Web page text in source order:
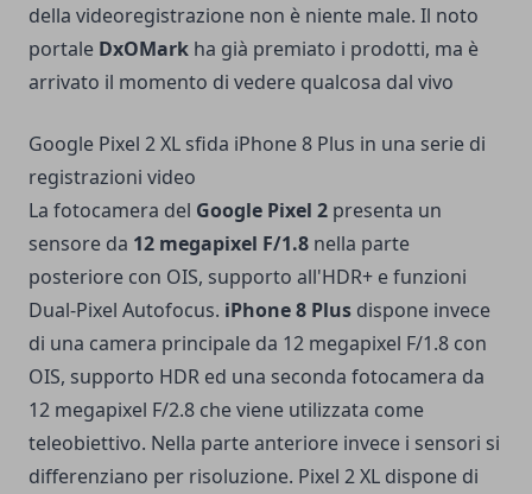
della videoregistrazione non è niente male. Il noto
portale DxOMark ha già premiato i prodotti, ma è
arrivato il momento di vedere qualcosa dal vivo
Google Pixel 2 XL sfida iPhone 8 Plus in una serie di
registrazioni video
La fotocamera del Google Pixel 2 presenta un
sensore da 12 megapixel F/1.8 nella parte
posteriore con OIS, supporto all'HDR+ e funzioni
Dual-Pixel Autofocus. iPhone 8 Plus dispone invece
di una camera principale da 12 megapixel F/1.8 con
OIS, supporto HDR ed una seconda fotocamera da
12 megapixel F/2.8 che viene utilizzata come
teleobiettivo. Nella parte anteriore invece i sensori si
differenziano per risoluzione. Pixel 2 XL dispone di